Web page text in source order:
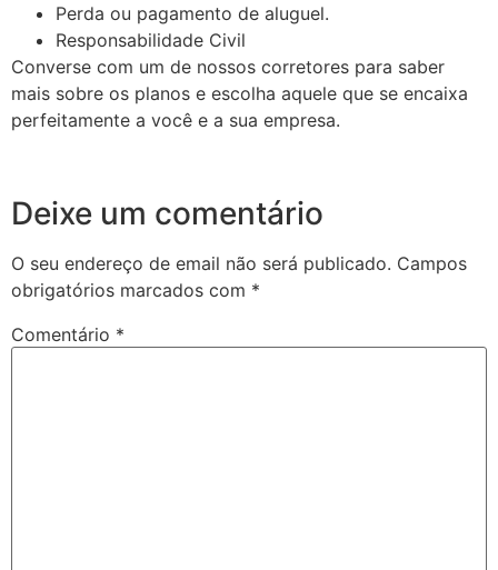
Perda ou pagamento de aluguel.
Responsabilidade Civil
Converse com um de nossos corretores para saber
mais sobre os planos e escolha aquele que se encaixa
perfeitamente a você e a sua empresa.
Deixe um comentário
O seu endereço de email não será publicado. Campos
obrigatórios marcados com *
Comentário *